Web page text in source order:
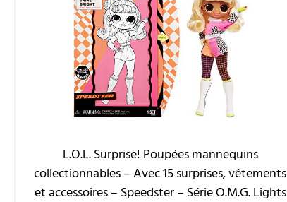
L.O.L. Surprise! Poupées mannequins
collectionnables – Avec 15 surprises, vêtements
et accessoires – Speedster – Série O.M.G. Lights